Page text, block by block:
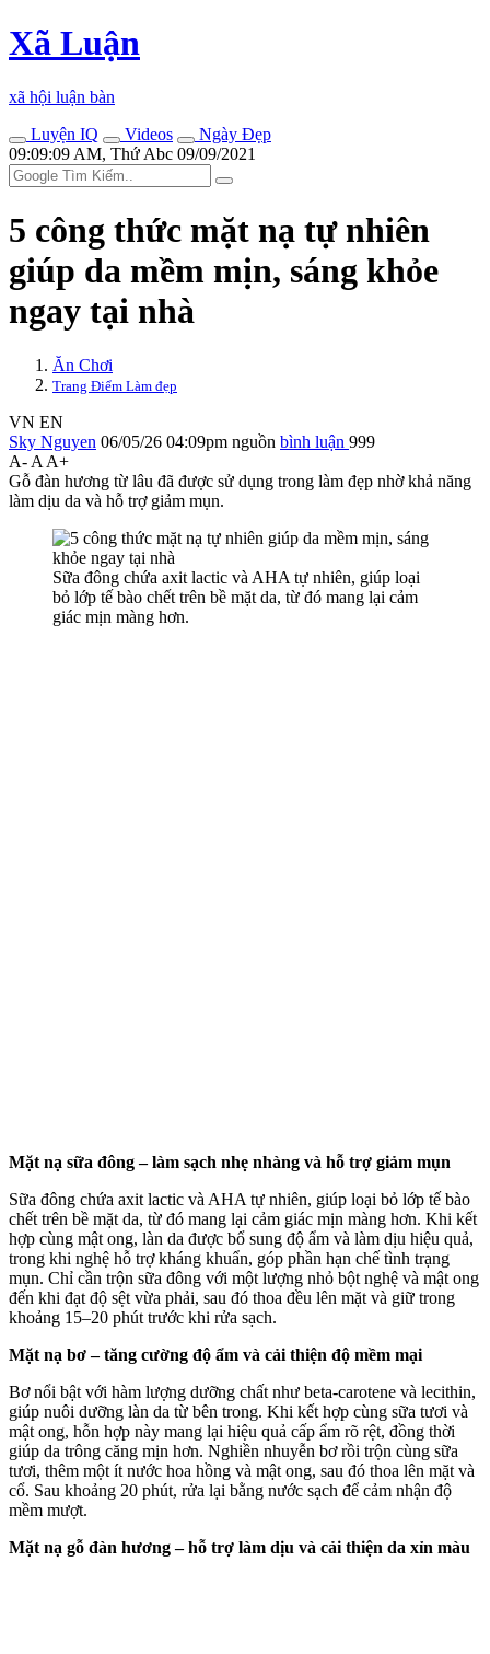
Xã Luận
xã hội luận bàn
Luyện IQ
Videos
Ngày Đẹp
09:09:09 AM, Thứ Abc 09/09/2021
5 công thức mặt nạ tự nhiên
giúp da mềm mịn, sáng khỏe
ngay tại nhà
Ăn Chơi
Trang Điểm Làm đẹp
VN EN
Sky Nguyen 06/05/26 04:09pm nguồn bình luận 999
A- A A+
Gỗ đàn hương từ lâu đã được sử dụng trong làm đẹp nhờ khả năng
làm dịu da và hỗ trợ giảm mụn.
Sữa đông chứa axit lactic và AHA tự nhiên, giúp loại
bỏ lớp tế bào chết trên bề mặt da, từ đó mang lại cảm
giác mịn màng hơn.
Mặt nạ sữa đông – làm sạch nhẹ nhàng và hỗ trợ giảm mụn
Sữa đông chứa axit lactic và AHA tự nhiên, giúp loại bỏ lớp tế bào
chết trên bề mặt da, từ đó mang lại cảm giác mịn màng hơn. Khi kết
hợp cùng mật ong, làn da được bổ sung độ ẩm và làm dịu hiệu quả,
trong khi nghệ hỗ trợ kháng khuẩn, góp phần hạn chế tình trạng
mụn. Chỉ cần trộn sữa đông với một lượng nhỏ bột nghệ và mật ong
đến khi đạt độ sệt vừa phải, sau đó thoa đều lên mặt và giữ trong
khoảng 15–20 phút trước khi rửa sạch.
Mặt nạ bơ – tăng cường độ ẩm và cải thiện độ mềm mại
Bơ nổi bật với hàm lượng dưỡng chất như beta-carotene và lecithin,
giúp nuôi dưỡng làn da từ bên trong. Khi kết hợp cùng sữa tươi và
mật ong, hỗn hợp này mang lại hiệu quả cấp ẩm rõ rệt, đồng thời
giúp da trông căng mịn hơn. Nghiền nhuyễn bơ rồi trộn cùng sữa
tươi, thêm một ít nước hoa hồng và mật ong, sau đó thoa lên mặt và
cổ. Sau khoảng 20 phút, rửa lại bằng nước sạch để cảm nhận độ
mềm mượt.
Mặt nạ gỗ đàn hương – hỗ trợ làm dịu và cải thiện da xỉn màu